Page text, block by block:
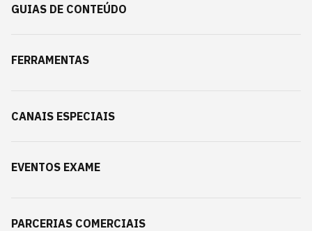
GUIAS DE CONTEÚDO
FERRAMENTAS
CANAIS ESPECIAIS
EVENTOS EXAME
PARCERIAS COMERCIAIS